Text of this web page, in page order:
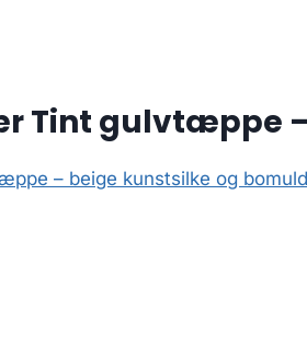
Tint gulvtæppe
– beige kunstsilke og bomuld